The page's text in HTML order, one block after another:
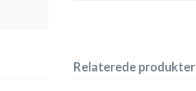
Relaterede produkter